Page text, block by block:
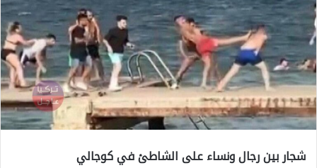
شجار بين رجال ونساء على الشاطئ في كوجالي